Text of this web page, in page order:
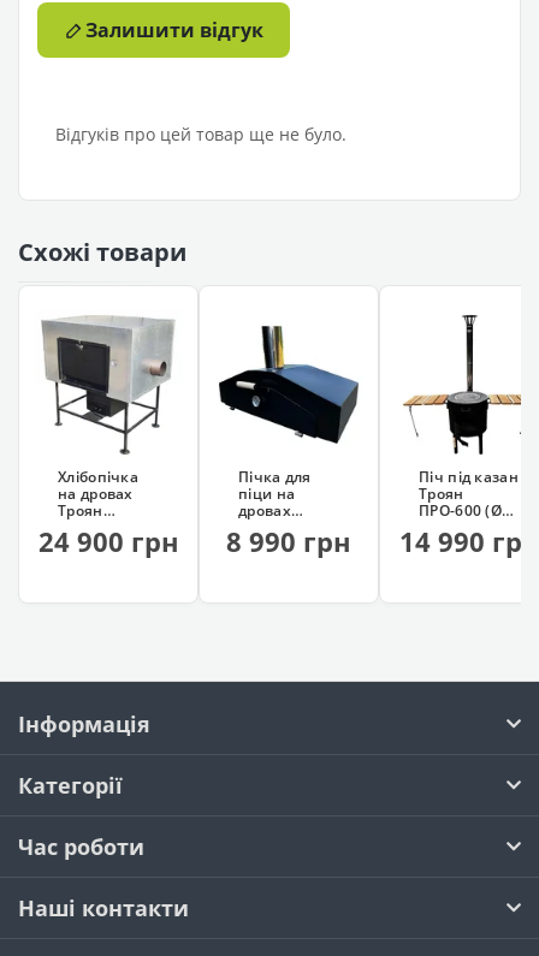
Залишити відгук
Відгуків про цей товар ще не було.
Схожі товари
Хлібопічка
на дровах
Троян
24 900 грн
Пічка для
піци на
дровах
8 990 грн
Піч під казан
Троян
ПРО-600 (Ø60
14 990 грн
Інформація
Категорії
Час роботи
Наші контакти